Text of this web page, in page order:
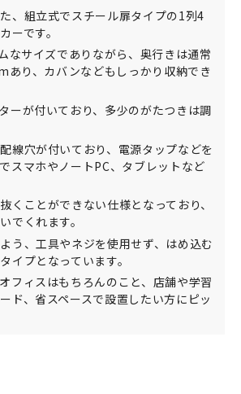
、組立式でスチール扉タイプの1列4
ーです。
なサイズでありながら、奥行きは通常
あり、カバンなどもしっかり収納でき
ーが付いており、多少のがたつきは調
線穴が付いており、電源タップなどを
スマホやノートPC、タブレットなど
くことができない仕様となっており、
でくれます。
う、工具やネジを使用せず、はめ込む
イプとなっています。
フィスはもちろんのこと、店舗や学習
ド、省スペースで設置したい方にピッ